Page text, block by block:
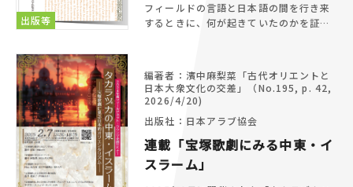
出版等
フィールドの言語と日本語の間を行き来
するときに、何が起きていたのかを証言
「翻訳は、そのひとつひとつが『事件』
だった」のです。
編著者：濱中麻梨菜「古代オリエントと
日本大衆文化の交差」（No.195, p. 42,
2026/4/20)
出版社：日本アラブ協会
連載「宝塚歌劇にみる中東・イ
スラーム」